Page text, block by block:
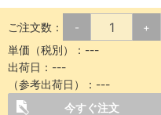
ご注文数： - +
単価（税別）： ---
出荷日： ---
（参考出荷日）： ---
今すぐ注文